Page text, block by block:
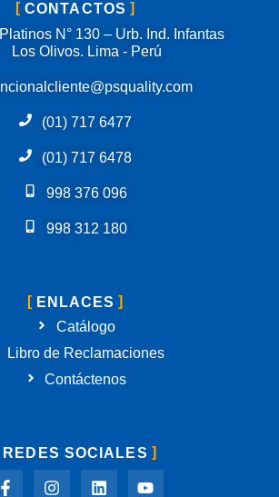
CONTACTOS
N° 130 – Urb. Ind. Infantas
Los Olivos. Lima - Perú
(01) 717 6477
(01) 717 6478
998 376 096
998 312 180
ENLACES
Catálogo
Libro de Reclamaciones
Contáctenos
REDES SOCIALES